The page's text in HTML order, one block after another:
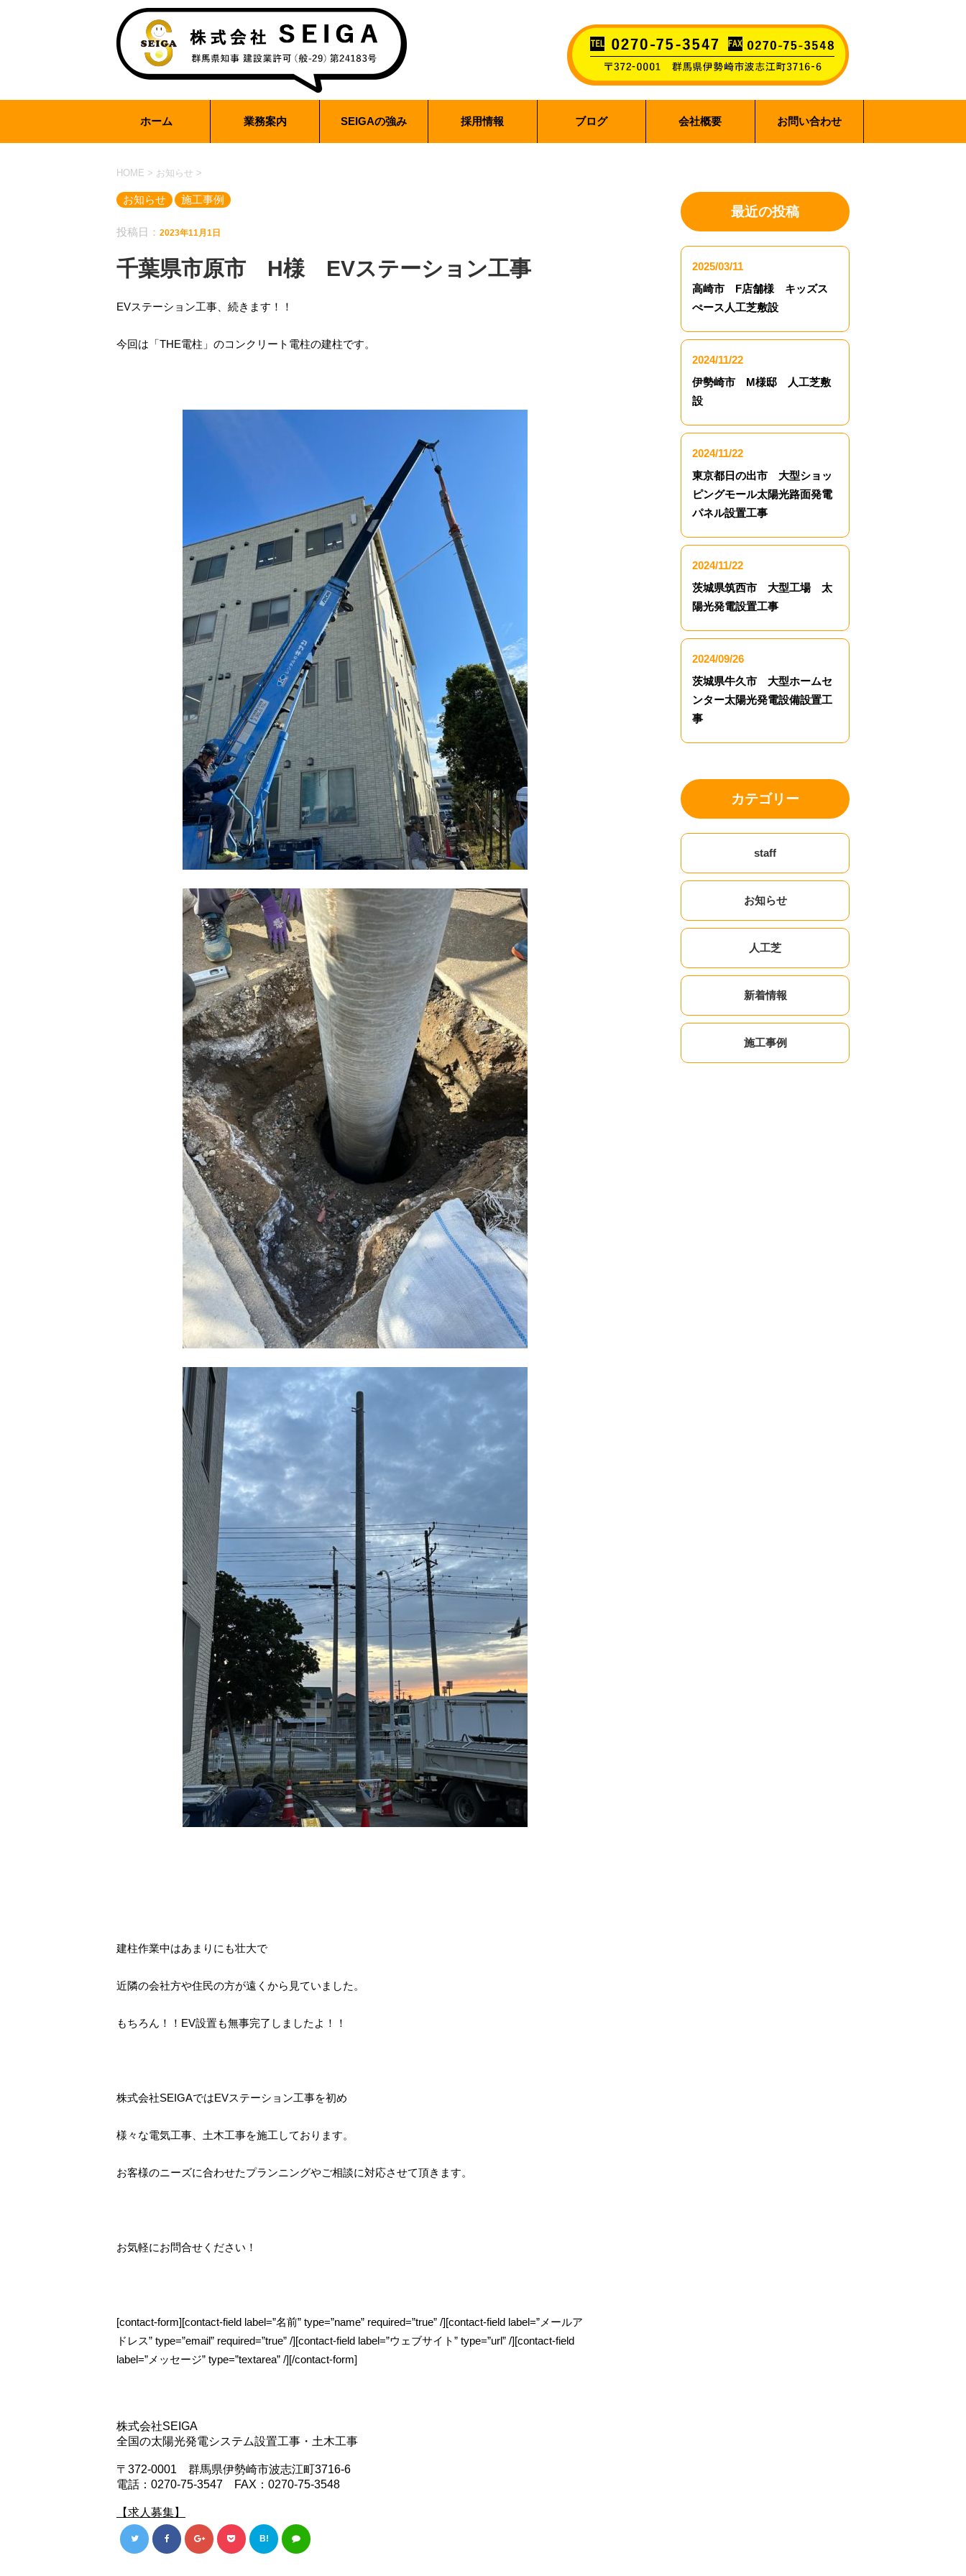
ホーム 業務案内 SEIGAの強み 採用情報 ブログ 会社概要 お問い合わせ
HOME > お知らせ >
お知らせ 施工事例
投稿日： 2023年11月1日
千葉県市原市 H様 EVステーション工事
EVステーション工事、続きます！！
今回は「THE電柱」のコンクリート電柱の建柱です。
建柱作業中はあまりにも壮大で
近隣の会社方や住民の方が遠くから見ていました。
もちろん！！EV設置も無事完了しましたよ！！
株式会社SEIGAではEVステーション工事を初め
様々な電気工事、土木工事を施工しております。
お客様のニーズに合わせたプランニングやご相談に対応させて頂きます。
お気軽にお問合せください！
[contact-form][contact-field label=”名前” type=”name” required=”true” /][contact-field label=”メールア
ドレス” type=”email” required=”true” /][contact-field label=”ウェブサイト” type=”url” /][contact-field
label=”メッセージ” type=”textarea” /][/contact-form]
株式会社SEIGA
全国の太陽光発電システム設置工事・土木工事
〒372-0001 群馬県伊勢崎市波志江町3716-6
電話：0270-75-3547 FAX：0270-75-3548
【求人募集】
B!
最近の投稿
2025/03/11
高崎市 F店舗様 キッズス
ぺース人工芝敷設
2024/11/22
伊勢崎市 M様邸 人工芝敷
設
2024/11/22
東京都日の出市 大型ショッ
ピングモール太陽光路面発電
パネル設置工事
2024/11/22
茨城県筑西市 大型工場 太
陽光発電設置工事
2024/09/26
茨城県牛久市 大型ホームセ
ンター太陽光発電設備設置工
事
カテゴリー
staff
お知らせ
人工芝
新着情報
施工事例